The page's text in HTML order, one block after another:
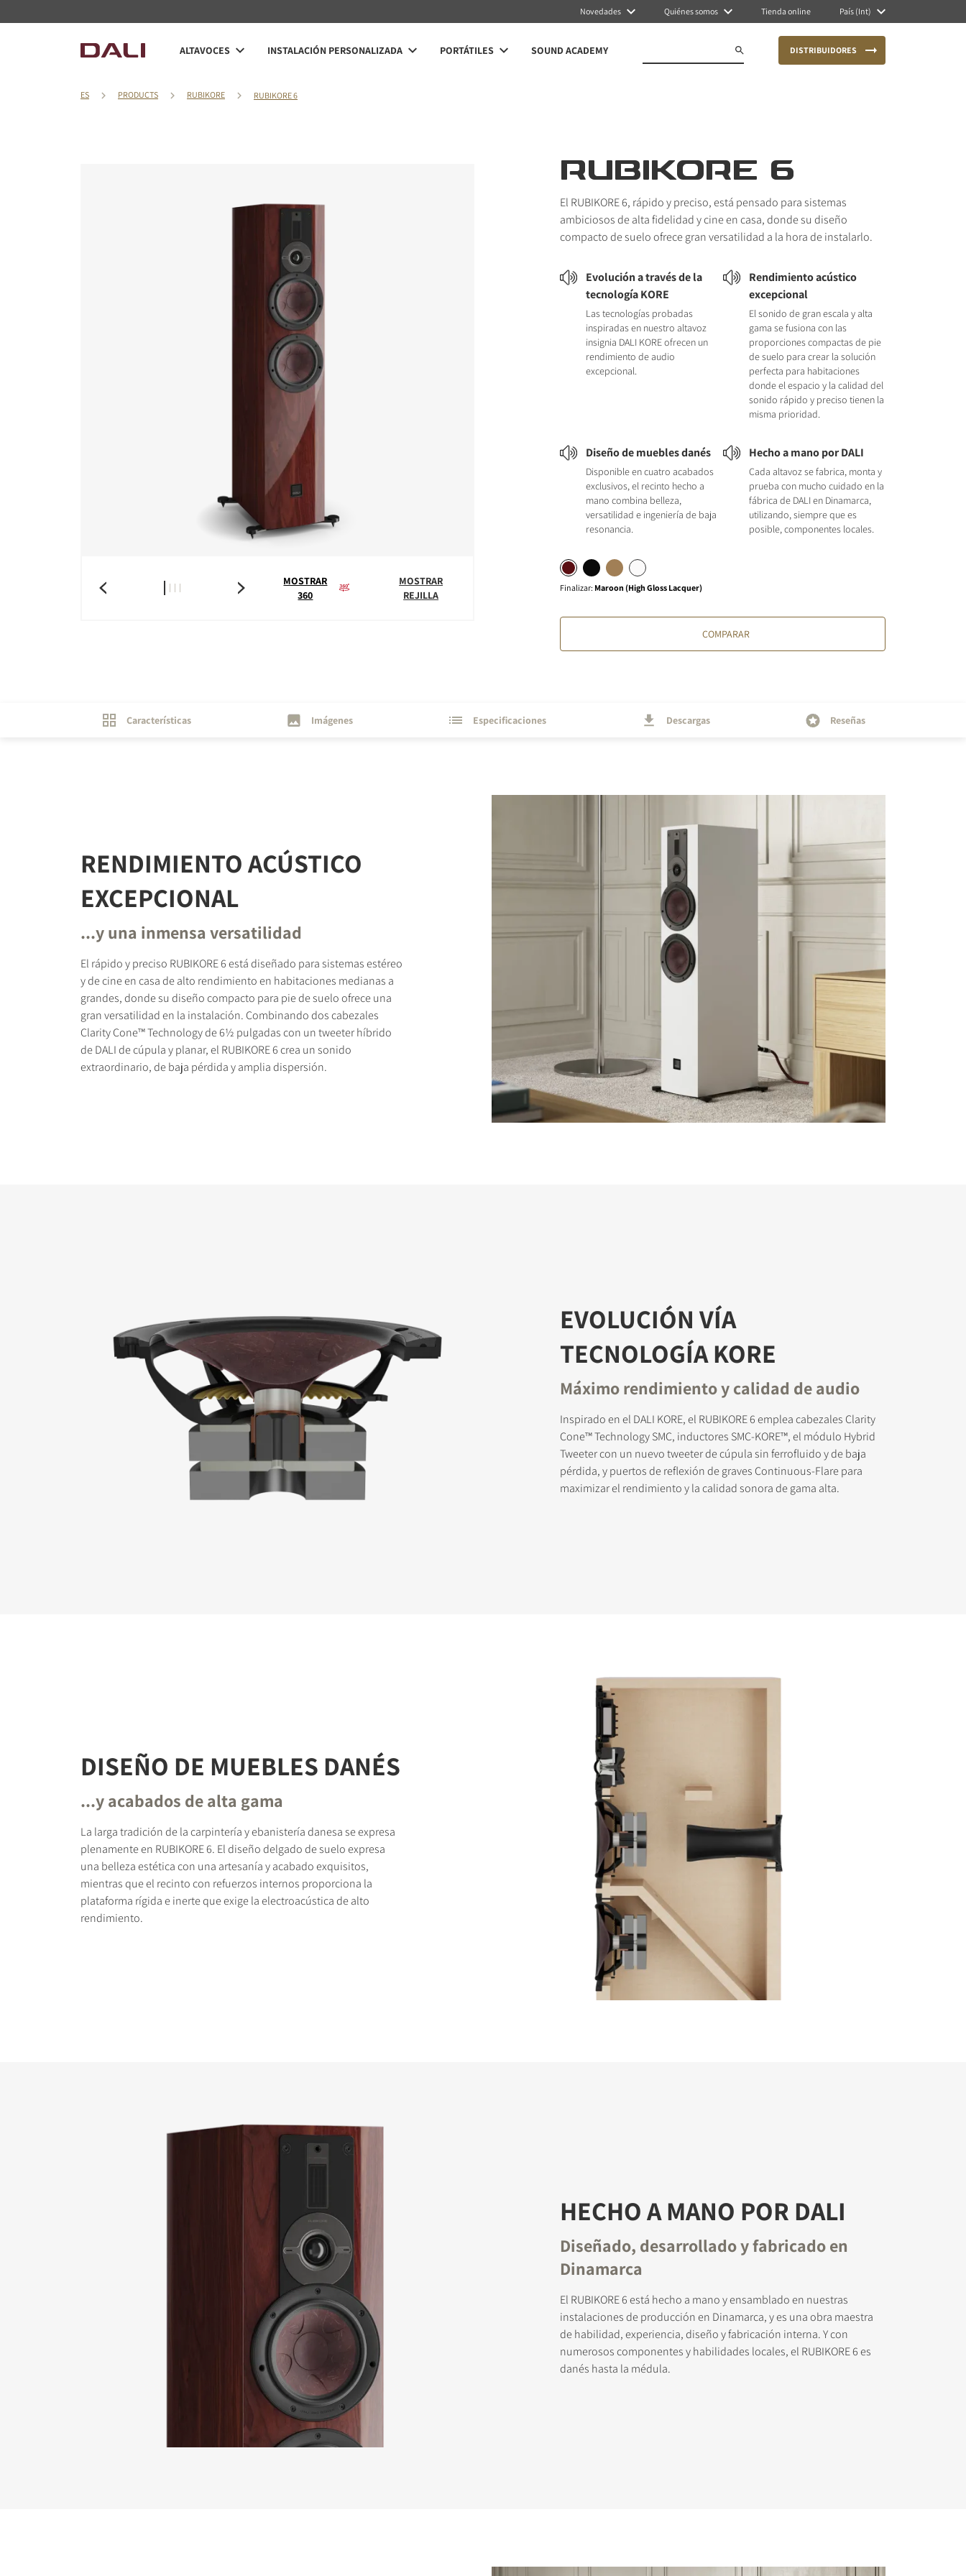
Novedades Quiénes somos Tienda online País (Int)
ALTAVOCES INSTALACIÓN PERSONALIZADA PORTÁTILES SOUND ACADEMY DISTRIBUIDORES
ES PRODUCTS RUBIKORE RUBIKORE 6
MOSTRAR
360
MOSTRAR
REJILLA
RUBIKORE 6
El RUBIKORE 6, rápido y preciso, está pensado para sistemas
ambiciosos de alta fidelidad y cine en casa, donde su diseño
compacto de suelo ofrece gran versatilidad a la hora de instalarlo.
Evolución a través de la
tecnología KORE
Las tecnologías probadas
inspiradas en nuestro altavoz
insignia DALI KORE ofrecen un
rendimiento de audio
excepcional.
Rendimiento acústico
excepcional
El sonido de gran escala y alta
gama se fusiona con las
proporciones compactas de pie
de suelo para crear la solución
perfecta para habitaciones
donde el espacio y la calidad del
sonido rápido y preciso tienen la
misma prioridad.
Diseño de muebles danés
Disponible en cuatro acabados
exclusivos, el recinto hecho a
mano combina belleza,
versatilidad e ingeniería de baja
resonancia.
Hecho a mano por DALI
Cada altavoz se fabrica, monta y
prueba con mucho cuidado en la
fábrica de DALI en Dinamarca,
utilizando, siempre que es
posible, componentes locales.
Finalizar: Maroon (High Gloss Lacquer)
COMPARAR
COMPARAR PRODUCTOS
Características Imágenes Especificaciones Descargas Reseñas
RENDIMIENTO ACÚSTICO
EXCEPCIONAL
...y una inmensa versatilidad
El rápido y preciso RUBIKORE 6 está diseñado para sistemas estéreo
y de cine en casa de alto rendimiento en habitaciones medianas a
grandes, donde su diseño compacto para pie de suelo ofrece una
gran versatilidad en la instalación. Combinando dos cabezales
Clarity Cone™ Technology de 6½ pulgadas con un tweeter híbrido
de DALI de cúpula y planar, el RUBIKORE 6 crea un sonido
extraordinario, de baja pérdida y amplia dispersión.
EVOLUCIÓN VÍA
TECNOLOGÍA KORE
Máximo rendimiento y calidad de audio
Inspirado en el DALI KORE, el RUBIKORE 6 emplea cabezales Clarity
Cone™ Technology SMC, inductores SMC-KORE™, el módulo Hybrid
Tweeter con un nuevo tweeter de cúpula sin ferrofluido y de baja
pérdida, y puertos de reflexión de graves Continuous-Flare para
maximizar el rendimiento y la calidad sonora de gama alta.
DISEÑO DE MUEBLES DANÉS
...y acabados de alta gama
La larga tradición de la carpintería y ebanistería danesa se expresa
plenamente en RUBIKORE 6. El diseño delgado de suelo expresa
una belleza estética con una artesanía y acabado exquisitos,
mientras que el recinto con refuerzos internos proporciona la
plataforma rígida e inerte que exige la electroacústica de alto
rendimiento.
HECHO A MANO POR DALI
Diseñado, desarrollado y fabricado en
Dinamarca
El RUBIKORE 6 está hecho a mano y ensamblado en nuestras
instalaciones de producción en Dinamarca, y es una obra maestra
de habilidad, experiencia, diseño y fabricación interna. Y con
numerosos componentes y habilidades locales, el RUBIKORE 6 es
danés hasta la médula.
REGÍSTRATE PARA DESCARGAR
Rellena el formulario de registro y accede al instante a todos los archivos para descargar
bloqueados de nuestra web.